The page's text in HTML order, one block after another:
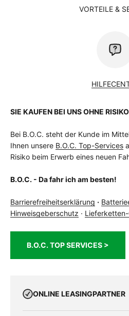
VORTEILE &
SIE KAUFEN BEI UNS OHNE
Bei B.O.C. steht der Kunde im
Ihnen unsere B.O.C. Top-Services
Risiko beim Erwerb eines neuen
B.O.C. - Da fahr ich am besten!
Barrierefreiheitserklärung ·
Hinweisgeberschutz ·
B.O.C. TOP SERVICES >
ONLINE LEASINGPARTNER